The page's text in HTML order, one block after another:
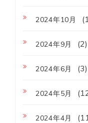
2024年10月
2024年9月 (2)
2024年6月 (3)
2024年5月
2024年4月